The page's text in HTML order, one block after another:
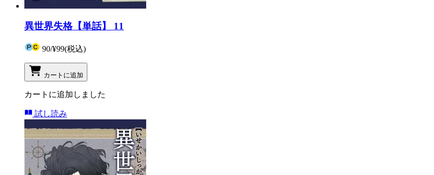
異世界失格【単話】 11
90/¥99(税込)
カートに追加
カートに追加しました
試し読み